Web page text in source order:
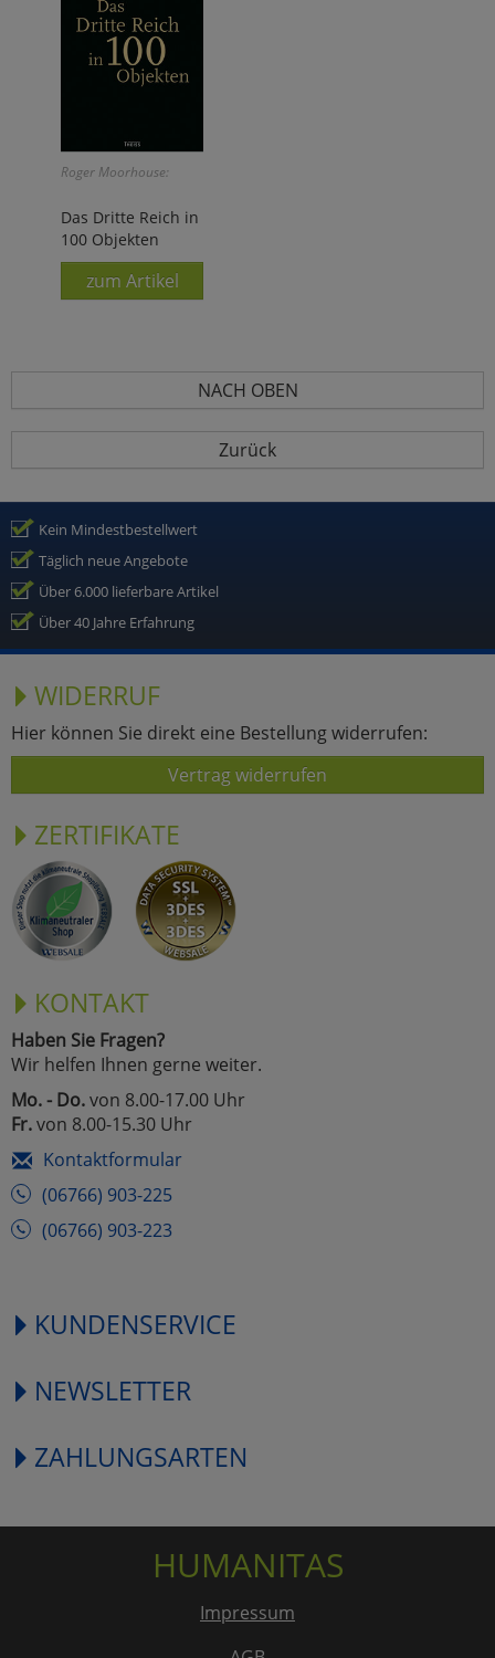
Roger Moorhouse:
Das Dritte Reich in
100 Objekten
zum Artikel
NACH OBEN
Zurück
Kein Mindestbestellwert
Täglich neue Angebote
Über 6.000 lieferbare Artikel
Über 40 Jahre Erfahrung
WIDERRUF
Hier können Sie direkt eine Bestellung widerrufen:
Vertrag widerrufen
ZERTIFIKATE
KONTAKT
Haben Sie Fragen?
Wir helfen Ihnen gerne weiter.
Mo. - Do.von 8.00-17.00 Uhr
Fr.von 8.00-15.30 Uhr
Kontaktformular
(06766) 903-225
(06766) 903-223
KUNDENSERVICE
NEWSLETTER
ZAHLUNGSARTEN
HUMANITAS
Impressum